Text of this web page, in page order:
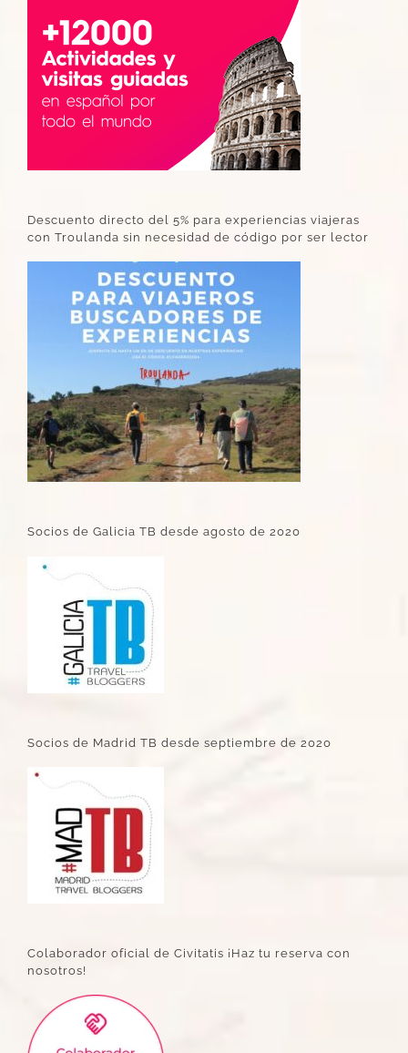
Descuento directo del 5% para experiencias viajeras
con Troulanda sin necesidad de código por ser lector
Socios de Galicia TB desde agosto de 2020
Socios de Madrid TB desde septiembre de 2020
Colaborador oficial de Civitatis ¡Haz tu reserva con
nosotros!